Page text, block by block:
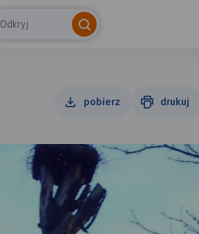
Odkryj
pobierz drukuj